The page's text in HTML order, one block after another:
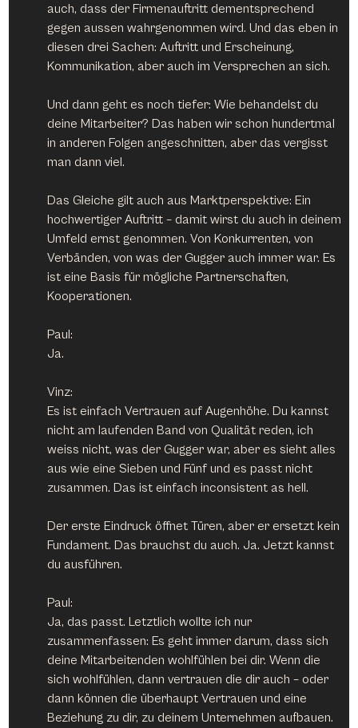
auch, dass der Firmenauftritt dementsprechend
gegen aussen wahrgenommen wird. Und das eben in
diesen drei Sachen: Auftritt und Erscheinung,
Kommunikation, aber auch im Versprechen an sich.
Und dann geht es noch tiefer: Wie behandelst du
deine Mitarbeiter? Das haben wir schon hundertmal
in anderen Folgen angeschnitten, aber das vergisst
man dann viel.
Das Gleiche gilt auch aus Marktperspektive: Ein
hochwertiger Auftritt – damit wirst du auch in deinem
Umfeld ernst genommen. Von Konkurrenten, von
Verbänden, von was der Gugger auch immer war. Es
ist eine Basis für mögliche Partnerschaften,
Kooperationen.
Paul:
Ja.
Vinz:
Es ist einfach Vertrauen auf Augenhöhe. Du kannst
nicht am laufenden Band von Qualität reden, ich
weiss nicht, was der Gugger war, aber es sieht alles
aus wie eine Sieben und Fünf und es passt nicht
zusammen. Das ist einfach inconsistent as hell.
Der erste Eindruck öffnet Türen, aber er ersetzt kein
Fundament. Das brauchst du auch. Ja. Jetzt kannst
du ausführen.
Paul:
Ja, das passt. Letztlich wollte ich nur
zusammenfassen: Es geht immer darum, dass sich
deine Mitarbeitenden wohlfühlen bei dir. Wenn die
sich wohlfühlen, dann vertrauen die dir auch – oder
dann können die überhaupt Vertrauen und eine
Beziehung zu dir, zu deinem Unternehmen aufbauen.